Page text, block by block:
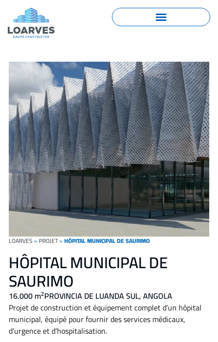
LOARVES» PROJET»HÔPITAL MUNICIPAL DE SAURIMO
HÔPITAL MUNICIPAL DE
SAURIMO
16.000 m2PROVINCIA DE LUANDA SUL, ANGOLA
Projet de construction et équipement complet d’un hôpital
municipal, équipé pour fournir des services médicaux,
d’urgence et d’hospitalisation.